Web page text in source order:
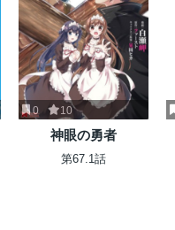
0 10
神眼の勇者
第67.1話